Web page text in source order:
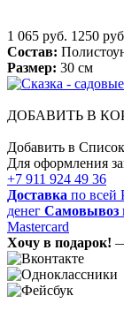
1 065 руб. 1250
Состав:
Размер: 30 см
ДОБАВИТЬ В
Добавить в
Для оформления
+7 911 924 49 36
Доставка по всей
денег Самовывоз
Mastercard
Хочу в подарок!